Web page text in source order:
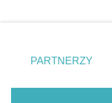
Gliwice
prywatności
. Niektóre
zgody
takiemu
PARTNERZY